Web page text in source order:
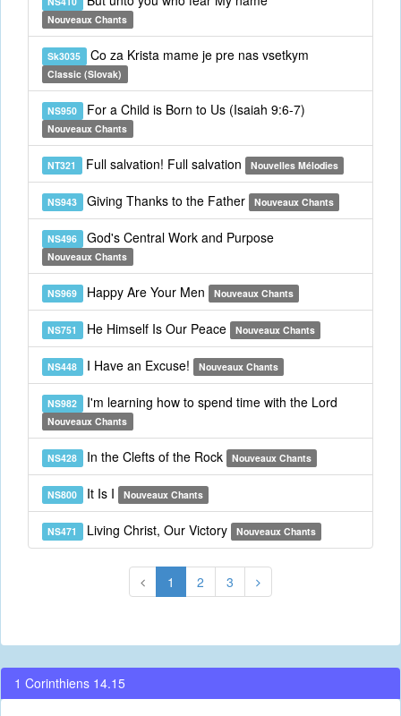
Nouveaux Chants
Sk3035 Co za Krista mame je pre nas vsetkym
Classic (Slovak)
NS950 For a Child is Born to Us (Isaiah 9:6-7)
Nouveaux Chants
NT321 Full salvation! Full salvation Nouvelles Mélodies
NS943 Giving Thanks to the Father Nouveaux Chants
NS496 God's Central Work and Purpose
Nouveaux Chants
NS969 Happy Are Your Men Nouveaux Chants
NS751 He Himself Is Our Peace Nouveaux Chants
NS448 I Have an Excuse! Nouveaux Chants
NS982 I'm learning how to spend time with the Lord
Nouveaux Chants
NS428 In the Clefts of the Rock Nouveaux Chants
NS800 It Is I Nouveaux Chants
NS471 Living Christ, Our Victory Nouveaux Chants
1 2 3
1 Corinthiens 14.15